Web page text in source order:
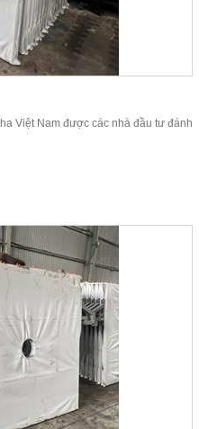
Việt Nam được các nhà đầu tư đánh